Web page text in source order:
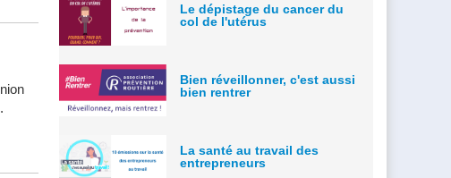
Le dépistage du cancer du
col de l'utérus
Bien réveillonner, c'est aussi
bien rentrer
La santé au travail des
entrepreneurs